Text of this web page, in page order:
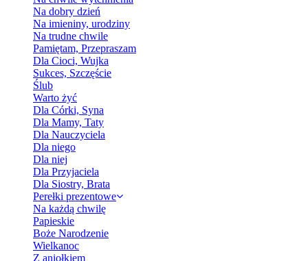
Na dobry dzień
Na imieniny, urodziny
Na trudne chwile
Pamiętam, Przepraszam
Dla Cioci, Wujka
Sukces, Szczęście
Ślub
Warto żyć
Dla Córki, Syna
Dla Mamy, Taty
Dla Nauczyciela
Dla niego
Dla niej
Dla Przyjaciela
Dla Siostry, Brata
Perełki prezentowe
Na każdą chwilę
Papieskie
Boże Narodzenie
Wielkanoc
Z aniołkiem